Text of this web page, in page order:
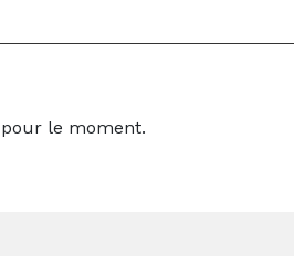
le moment.